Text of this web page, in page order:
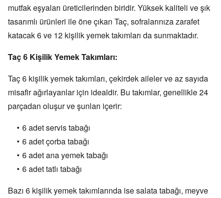
mutfak eşyaları üreticilerinden biridir. Yüksek kaliteli ve şık
tasarımlı ürünleri ile öne çıkan Taç, sofralarınıza zarafet
katacak 6 ve 12 kişilik yemek takımları da sunmaktadır.
Taç 6 Kişilik Yemek Takımları:
Taç 6 kişilik yemek takımları, çekirdek aileler ve az sayıda
misafir ağırlayanlar için idealdir. Bu takımlar, genellikle 24
parçadan oluşur ve şunları içerir:
6 adet servis tabağı
6 adet çorba tabağı
6 adet ana yemek tabağı
6 adet tatlı tabağı
Bazı 6 kişilik yemek takımlarında ise salata tabağı, meyve